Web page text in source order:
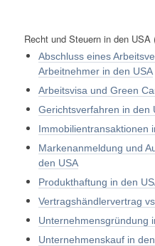
Recht und Steuern in den USA
Abschluss eines
Arbeitnehmer in den USA
Arbeitsvisa und Green
Gerichtsverfahren in den
Immobilientransaktionen
Markenanmeldung und
den USA
Produkthaftung in den
Vertragshändlervertrag
Unternehmensgründung
Unternehmenskauf in